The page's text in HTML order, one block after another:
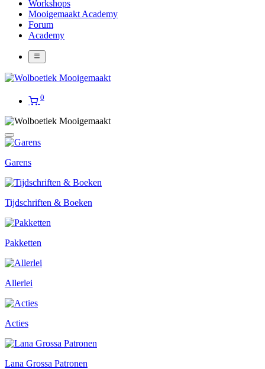
Workshops
Mooigemaakt Academy
Forum
Academy
0
Garens
Tijdschriften & Boeken
Pakketten
Allerlei
Acties
Lana Grossa Patronen